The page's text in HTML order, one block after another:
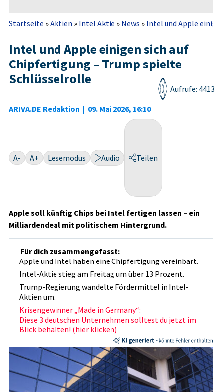
Startseite »Aktien » Intel Aktie » News » Intel und Apple
Intel und Apple einigen sich auf
Chipfertigung – Trump spielte
Schlüsselrolle
ARIVA.DE Redaktion | 09. Mai 2026, 16:10
Aufrufe: 4413
A- A+ Lesemodus Audio Teilen
Apple soll künftig Chips bei Intel fertigen lassen – ein
Milliardendeal mit politischem Hintergrund.
Für dich zusammengefasst:
Apple und Intel haben eine Chipfertigung vereinbart.
Intel-Aktie stieg am Freitag um über 13 Prozent.
Trump-Regierung wandelte Fördermittel in Intel-
Aktien um.
Krisengewinner „Made in Germany“:
Diese 3 deutschen Unternehmen solltest du jetzt im
Blick behalten! (hier klicken)